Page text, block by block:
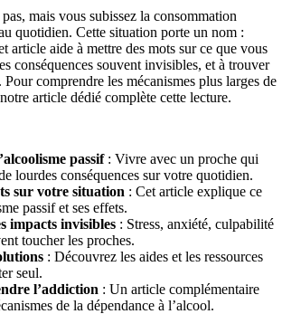
mais vous subissez la consommation
quotidien. Cette situation porte un nom :
article aide à mettre des mots sur ce que vous
conséquences souvent invisibles, et à trouver
Pour comprendre les mécanismes plus larges de
article dédié complète cette lecture.
passif: Vivre avec un proche qui
lourdes conséquences sur votre quotidien.
sur votre situation : Cet article explique ce
passif et ses effets.
impacts invisibles : Stress, anxiété, culpabilité
toucher les proches.
: Découvrez les aides et les ressources
seul.
l’addiction : Un article complémentaire
de la dépendance à l’alcool.